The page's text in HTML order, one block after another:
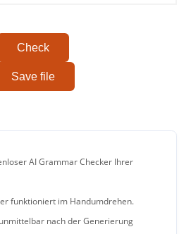
Check
Save file
AI Grammar Checker Ihrer
funktioniert im Handumdrehen.
nach der Generierung